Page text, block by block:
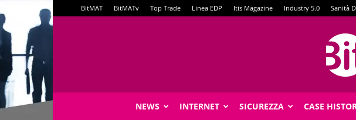
BitMAT BitMATv Top Trade Linea EDP Itis Magazine Industry 5.0 Sanità
NEWS INTERNET SICUREZZA CASE